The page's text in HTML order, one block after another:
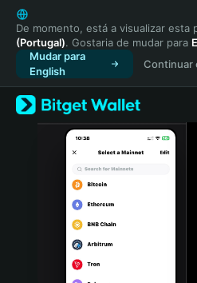
English
日本語
Tiếng Việt
Русский
Español (Latinoamérica)
Türkçe
Italiano
Português (Portugal)
Bahasa Indonesia
De momento, está a visualizar esta
(Portugal). Gostaria de mudar para
Mudar para
English
Continuar